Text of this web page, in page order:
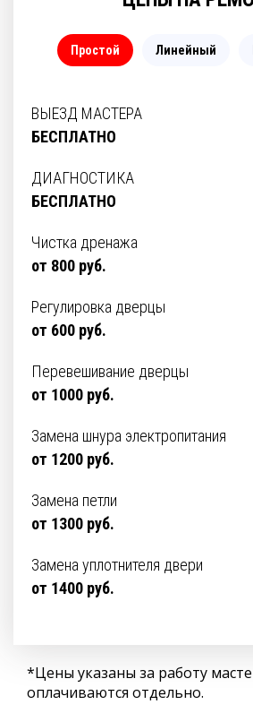
Простой Линейный
ВЫЕЗД МАСТЕРА
БЕСПЛАТНО
ДИАГНОСТИКА
БЕСПЛАТНО
Чистка дренажа
от 800 руб.
Регулировка дверцы
от 600 руб.
Перевешивание дверцы
от 1000 руб.
Замена шнура электропитания
от 1200 руб.
Замена петли
от 1300 руб.
Замена уплотнителя двери
от 1400 руб.
*Цены указаны за работу
оплачиваются отдельно.